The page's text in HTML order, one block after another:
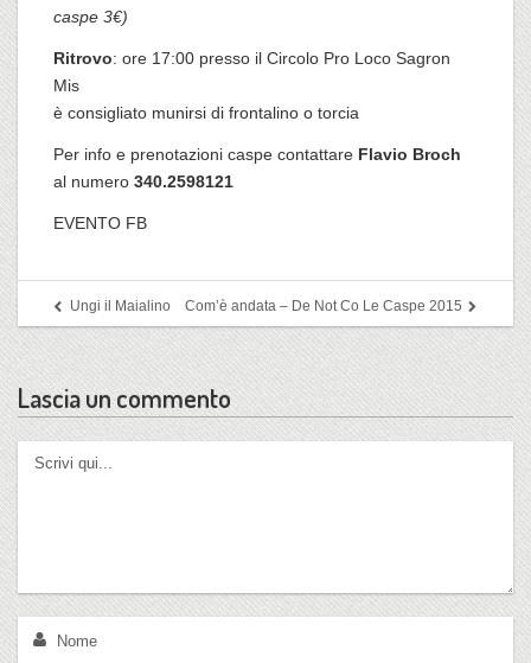
caspe 3€)
Ritrovo: ore 17:00 presso il Circolo Pro Loco Sagron
Mis
è consigliato munirsi di frontalino o torcia
Per info e prenotazioni caspe contattare Flavio Broch
al numero 340.2598121
EVENTO FB
Ungi il Maialino Com’è andata – De Not Co Le Caspe 2015
Lascia un commento